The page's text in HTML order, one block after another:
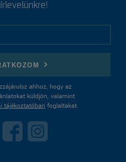
ahhoz, hogy az
küldjön, valamint
tájékoztatóban foglaltakat.